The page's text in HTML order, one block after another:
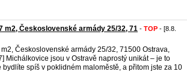
m2, Československé armády 25/32, 71 - TOP - [8.8.
Československé armády 25/32, 71500 Ostrava,
Michálkovice jsou v Ostravě naprostý unikát – je to
bydlíte spíš v poklidném maloměstě, a přitom jste za 10